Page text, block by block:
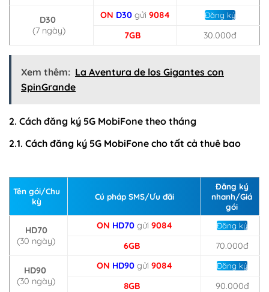
D30
(7 ngày)
ON D30 gửi 9084 Đăng ký
7GB 30.000đ
Xem thêm: La Aventura de los Gigantes con
SpinGrande
2. Cách đăng ký 5G MobiFone theo tháng
2.1. Cách đăng ký 5G MobiFone cho tất cả thuê bao
Tên gói/Chu
kỳ
Cú pháp SMS/Ưu đãi
Đăng ký
nhanh/Giá
gói
HD70
(30 ngày)
ON HD70 gửi 9084 Đăng ký
6GB 70.000đ
HD90
(30 ngày)
ON HD90 gửi 9084 Đăng ký
8GB 90.000đ